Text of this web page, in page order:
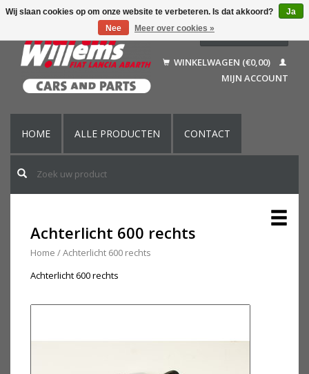
Français
English (US)
WINKELWAGEN (€0,00)
MIJN ACCOUNT
HOME ALLE PRODUCTEN CONTACT
Achterlicht 600 rechts
Home /Achterlicht 600 rechts
Achterlicht 600 rechts
Wij slaan cookies op om onze website te verbeteren. Is dat akkoord?
Ja
Nee
Meer over cookies »